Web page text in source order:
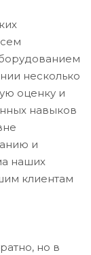
несколько
оценку и
навыков
и
наших
клиентам
но в